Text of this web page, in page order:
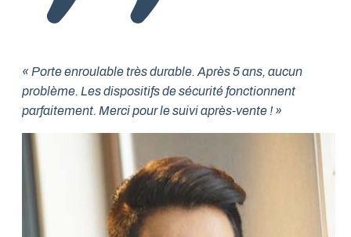
« Porte enroulable très durable. Après 5 ans, aucun
problème. Les dispositifs de sécurité fonctionnent
parfaitement. Merci pour le suivi après-vente ! »